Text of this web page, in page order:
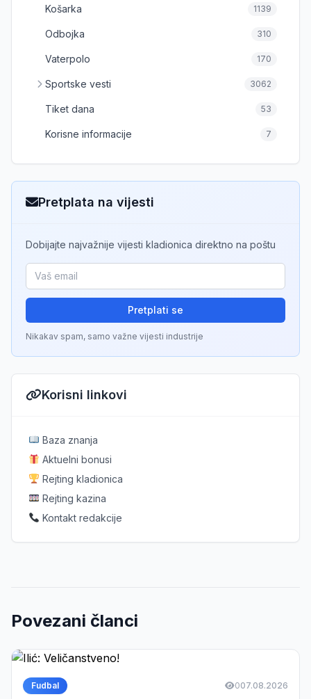
Košarka 1139
Odbojka 310
Vaterpolo 170
Sportske vesti 3062
Tiket dana 53
Korisne informacije 7
Pretplata na vijesti
Dobijajte najvažnije vijesti kladionica direktno na poštu
Pretplati se
Nikakav spam, samo važne vijesti industrije
Korisni linkovi
Baza znanja
Aktuelni bonusi
Rejting kladionica
Rejting kazina
Kontakt redakcije
Povezani članci
Fudbal 007.08.2026